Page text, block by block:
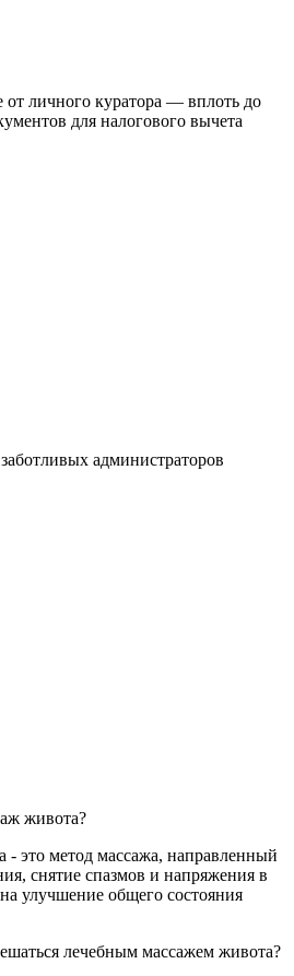
личного куратора — вплоть до
для налогового вычета
администраторов
живота?
это метод массажа, направленный
снятие спазмов и напряжения в
улучшение общего состояния
лечебным массажем живота?